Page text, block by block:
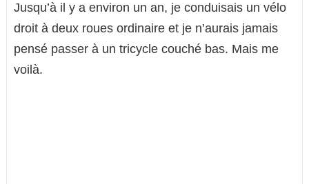
Jusqu’à il y a environ un an, je conduisais un vélo
droit à deux roues ordinaire et je n’aurais jamais
pensé passer à un tricycle couché bas. Mais me
voilà.